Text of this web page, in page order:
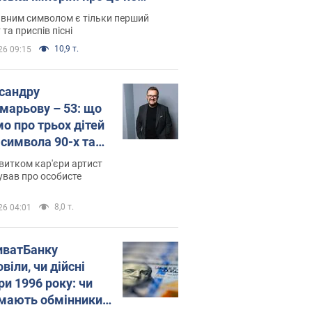
у школі
символом є тільки перший
приспів пісні
09:15 10,9 т.
– 53: що
про трьох дітей
90-х та
вони
кар'єри артист
про особисте
04:01 8,0 т.
чи дійсні
1996 року: чи
обмінники